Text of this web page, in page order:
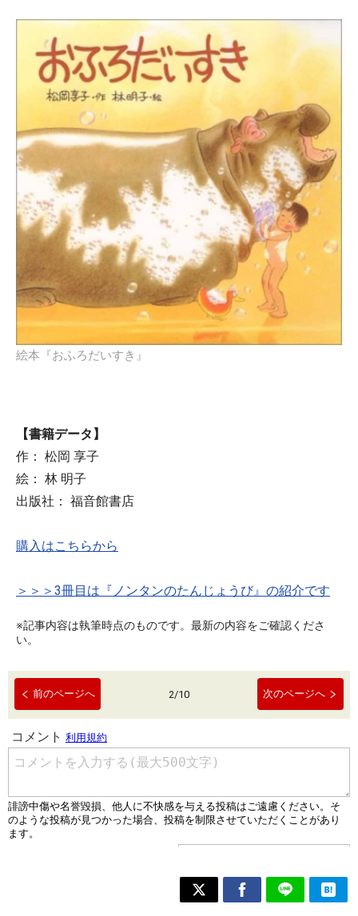
絵本『おふろだいすき』
【書籍データ】
作： 松岡 享子
絵： 林 明子
出版社： 福音館書店
購入はこちらから
＞＞＞3冊目は『ノンタンのたんじょうび』の紹介です
※記事内容は執筆時点のものです。最新の内容をご確認くださ
い。
前のページへ 2/10 次のページへ